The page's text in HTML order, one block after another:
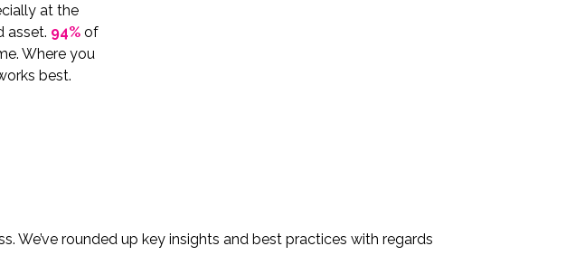
at the
asset. 94% of
Where you
best.
We’ve rounded up key insights and best practices with regards